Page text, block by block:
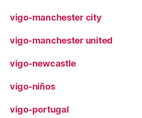
vigo-manchester city
vigo-manchester united
vigo-newcastle
vigo-niños
vigo-portugal